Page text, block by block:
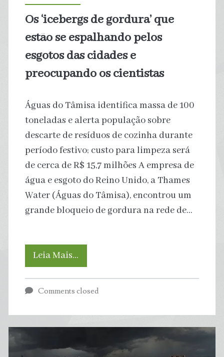
crescem
75%
na
América
puxadas
por
Brasil
e
México
Os ‘icebergs de gordura’ que
estão se espalhando pelos
esgotos das cidades e
preocupando os cientistas
Águas do Tâmisa identifica massa de 100
toneladas e alerta população sobre
descarte de resíduos de cozinha durante
período festivo; custo para limpeza será
de cerca de R$ 15,7 milhões A empresa de
água e esgoto do Reino Unido, a Thames
Water (Águas do Tâmisa), encontrou um
grande bloqueio de gordura na rede de…
Leia Mais…
‘icebergs
que
Comments closed